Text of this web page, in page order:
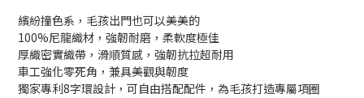
繽紛撞色系，毛孩出門也可以美美的
100%尼龍織材，強韌耐磨，柔軟度極佳
厚織密實織帶，滑順質感，強韌抗拉超耐用
車工強化零死角，兼具美觀與韌度
獨家專利8字環設計，可自由搭配配件，為毛孩打造專屬項圈